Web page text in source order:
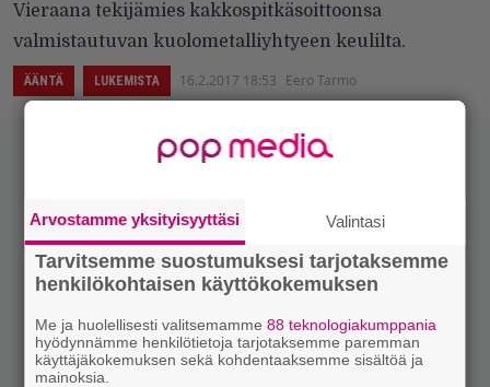
Vieraana tekijämies kakkospitkäsoittoonsa
valmistautuvan kuolometalliyhtyeen keulilta.
ÄÄNTÄ LUKEMISTA 16.2.2017 18:53 Eero Tarmo
Arvostamme yksityisyyttäsi Valintasi
Tarvitsemme suostumuksesi tarjotaksemme
henkilökohtaisen käyttökokemuksen
Me ja huolellisesti valitsemamme88 teknologiakumppania
hyödynnämme henkilötietoja tarjotaksemme paremman
käyttäjäkokemuksen sekä kohdentaaksemme sisältöä ja
mainoksia.